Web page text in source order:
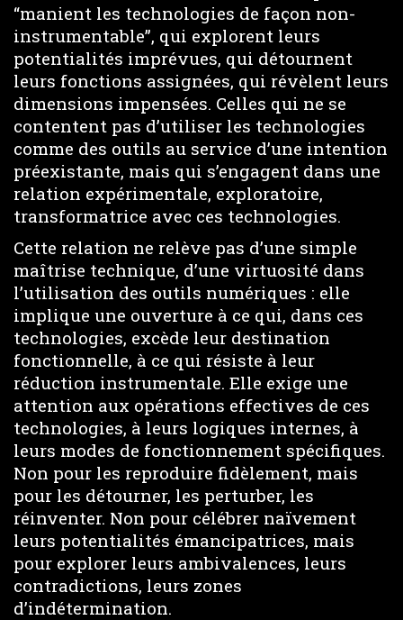
“manient les technologies de façon non-
instrumentable”, qui explorent leurs
potentialités imprévues, qui détournent
leurs fonctions assignées, qui révèlent leurs
dimensions impensées. Celles qui ne se
contentent pas d’utiliser les technologies
comme des outils au service d’une intention
préexistante, mais qui s’engagent dans une
relation expérimentale, exploratoire,
transformatrice avec ces technologies.
Cette relation ne relève pas d’une simple
maîtrise technique, d’une virtuosité dans
l’utilisation des outils numériques : elle
implique une ouverture à ce qui, dans ces
technologies, excède leur destination
fonctionnelle, à ce qui résiste à leur
réduction instrumentale. Elle exige une
attention aux opérations effectives de ces
technologies, à leurs logiques internes, à
leurs modes de fonctionnement spécifiques.
Non pour les reproduire fidèlement, mais
pour les détourner, les perturber, les
réinventer. Non pour célébrer naïvement
leurs potentialités émancipatrices, mais
pour explorer leurs ambivalences, leurs
contradictions, leurs zones
d’indétermination.